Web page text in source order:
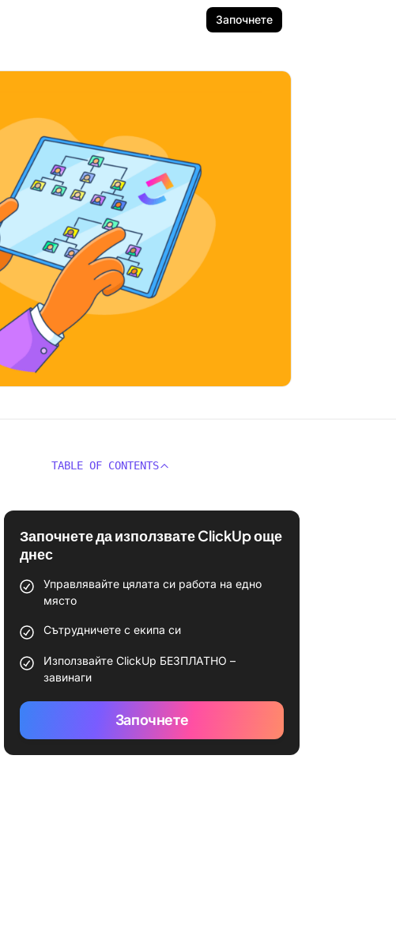
Започнете
TABLE OF CONTENTS
Започнете да използвате ClickUp още
днес
Управлявайте цялата си работа на едно
място
Сътрудничете с екипа си
Използвайте ClickUp БЕЗПЛАТНО –
завинаги
Започнете